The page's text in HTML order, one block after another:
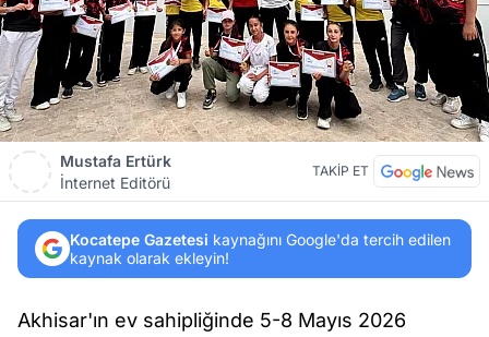
Mustafa Ertürk
İnternet Editörü
TAKİP ET
Kocatepe Gazetesi kaynağını Google'da tercih edilen
kaynak olarak ekleyin!
Akhisar'ın ev sahipliğinde 5-8 Mayıs 2026